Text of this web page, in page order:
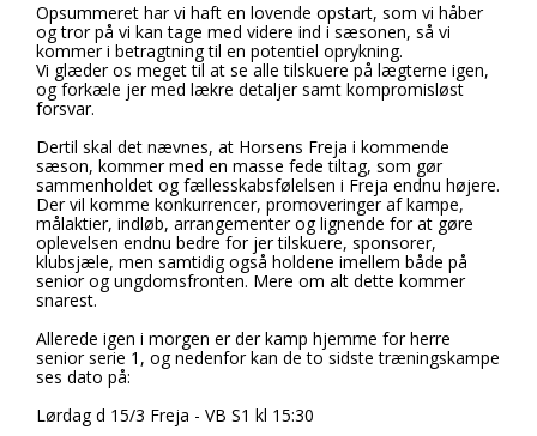
Opsummeret har vi haft en lovende opstart, som vi håber
og tror på vi kan tage med videre ind i sæsonen, så vi
kommer i betragtning til en potentiel oprykning.
Vi glæder os meget til at se alle tilskuere på lægterne igen,
og forkæle jer med lækre detaljer samt kompromisløst
forsvar.
Dertil skal det nævnes, at Horsens Freja i kommende
sæson, kommer med en masse fede tiltag, som gør
sammenholdet og fællesskabsfølelsen i Freja endnu højere.
Der vil komme konkurrencer, promoveringer af kampe,
målaktier, indløb, arrangementer og lignende for at gøre
oplevelsen endnu bedre for jer tilskuere, sponsorer,
klubsjæle, men samtidig også holdene imellem både på
senior og ungdomsfronten. Mere om alt dette kommer
snarest.
Allerede igen i morgen er der kamp hjemme for herre
senior serie 1, og nedenfor kan de to sidste træningskampe
ses dato på:
Lørdag d 15/3 Freja - VB S1 kl 15:30